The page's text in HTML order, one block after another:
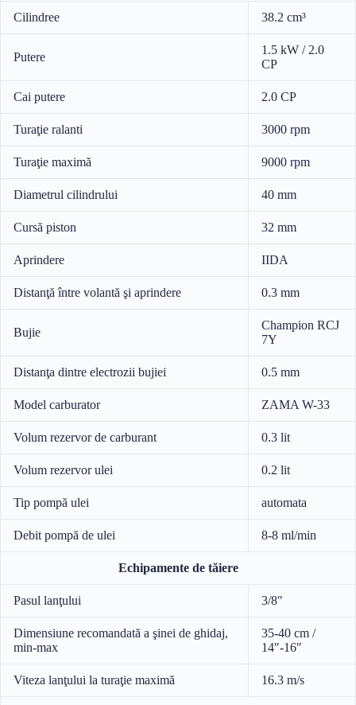
Cilindree 38.2 cm³
Putere
1.5 kW / 2.0
CP
Cai putere 2.0 CP
Turaţie ralanti 3000 rpm
Turaţie maximă 9000 rpm
Diametrul cilindrului 40 mm
Cursă piston 32 mm
Aprindere IIDA
Distanţă între volantă şi aprindere 0.3 mm
Bujie
Champion RCJ
7Y
Distanţa dintre electrozii bujiei 0.5 mm
Model carburator ZAMA W-33
Volum rezervor de carburant 0.3 lit
Volum rezervor ulei 0.2 lit
Tip pompă ulei automata
Debit pompă de ulei 8-8 ml/min
Echipamente de tăiere
Pasul lanţului 3/8″
Dimensiune recomandată a şinei de ghidaj,
min-max
35-40 cm /
14″-16″
Viteza lanţului la turaţie maximă 16.3 m/s